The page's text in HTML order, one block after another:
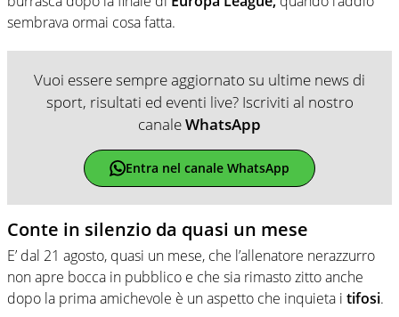
sembrava ormai cosa fatta.
Vuoi essere sempre aggiornato su ultime news di
sport, risultati ed eventi live? Iscriviti al nostro
canaleWhatsApp
Entra nel canale WhatsApp
Conte in silenzio da quasi un mese
E’ dal 21 agosto, quasi un mese, che l’allenatore nerazzurro
non apre bocca in pubblico e che sia rimasto zitto anche
dopo la prima amichevole è un aspetto che inquieta i tifosi.